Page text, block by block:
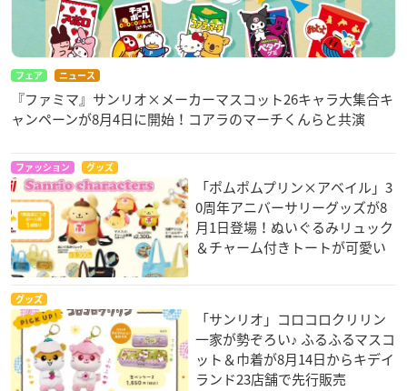
フェア ニュース
『ファミマ』サンリオ×メーカーマスコット26キャラ大集合キ
ャンペーンが8月4日に開始！コアラのマーチくんらと共演
ファッション グッズ
「ポムポムプリン×アベイル」3
0周年アニバーサリーグッズが8
月1日登場！ぬいぐるみリュック
＆チャーム付きトートが可愛い
グッズ
「サンリオ」コロコロクリリン
一家が勢ぞろい♪ ふるふるマスコ
ット＆巾着が8月14日からキデイ
ランド23店舗で先行販売